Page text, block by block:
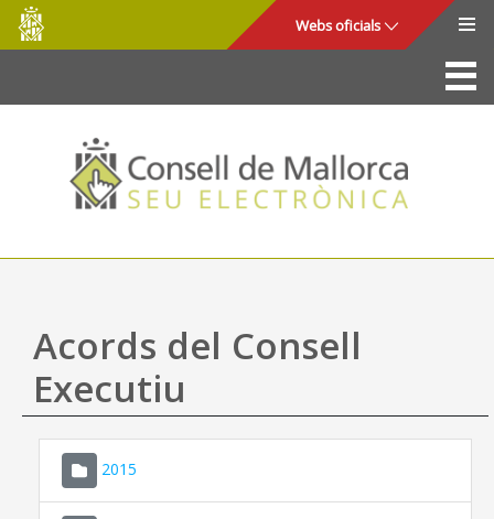
Salta al contingut principal
Consell
de
Mallorca
Webs oficials
La Seu
Consell de Mallorca
Accés i seguretat
Utilitats
Ajuda
Acords del Consell
Executiu
2015